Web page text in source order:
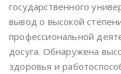
государственного
вывод о высокой
профессиональной
досуга. Обнаружена
здоровья и